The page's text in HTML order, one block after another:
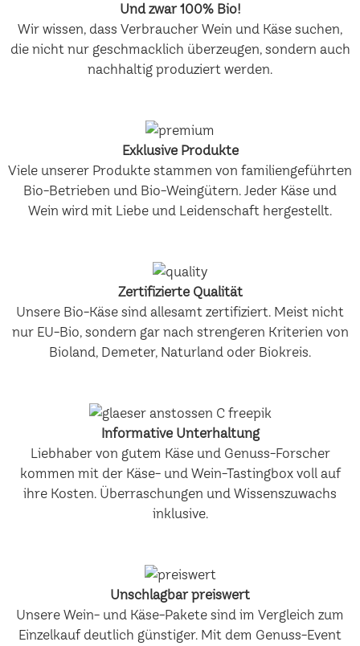
Und zwar 100% Bio!
Wir wissen, dass Verbraucher Wein und Käse suchen,
die nicht nur geschmacklich überzeugen, sondern auch
nachhaltig produziert werden.
Exklusive Produkte
Viele unserer Produkte stammen von familiengeführten
Bio-Betrieben und Bio-Weingütern. Jeder Käse und
Wein wird mit Liebe und Leidenschaft hergestellt.
Zertifizierte Qualität
Unsere Bio-Käse sind allesamt zertifiziert. Meist nicht
nur EU-Bio, sondern gar nach strengeren Kriterien von
Bioland, Demeter, Naturland oder Biokreis.
Informative Unterhaltung
Liebhaber von gutem Käse und Genuss-Forscher
kommen mit der Käse- und Wein-Tastingbox voll auf
ihre Kosten. Überraschungen und Wissenszuwachs
inklusive.
Unschlagbar preiswert
Unsere Wein- und Käse-Pakete sind im Vergleich zum
Einzelkauf deutlich günstiger. Mit dem Genuss-Event